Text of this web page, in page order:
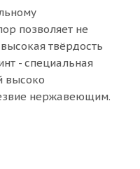
позволяет не
твёрдость
- специальная
высоко
нержавеющим.